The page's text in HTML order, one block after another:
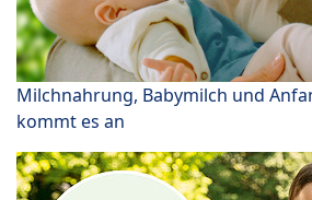
Milchnahrung, Babymilch und
kommt es an